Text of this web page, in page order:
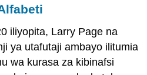
iliyopita, Larry Page na
ya utafutaji ambayo ilitumia
wa kurasa za kibinafsi